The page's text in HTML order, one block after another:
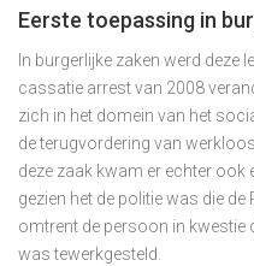
Eerste toepassing in
In burgerlijke zaken werd deze
cassatie arrest van 2008
zich in het domein van het
de terugvordering van
deze zaak kwam er echter
gezien het de politie was die de
omtrent de persoon in kwestie
was tewerkgesteld.